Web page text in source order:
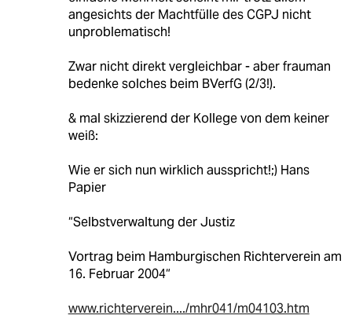
angesichts der Machtfülle des CGPJ nicht
unproblematisch!
Zwar nicht direkt vergleichbar - aber frauman
bedenke solches beim BVerfG (2/3!).
& mal skizzierend der Kollege von dem keiner
weiß:
Wie er sich nun wirklich ausspricht!;) Hans
Papier
“Selbstverwaltung der Justiz
Vortrag beim Hamburgischen Richterverein am
16. Februar 2004“
www.richterverein..../mhr041/m04103.htm